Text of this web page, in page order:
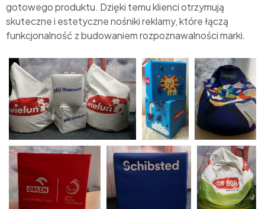
gotowego produktu. Dzięki temu klienci otrzymują
skuteczne i estetyczne nośniki reklamy, które łączą
funkcjonalność z budowaniem rozpoznawalności marki.